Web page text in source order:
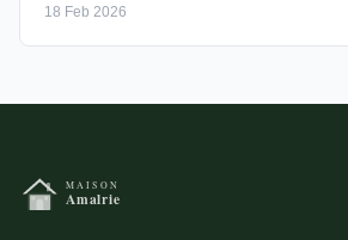
18 Feb 2026